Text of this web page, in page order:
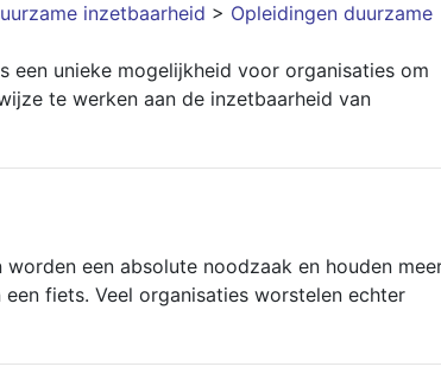
inzetbaarheid > Opleidingen duurzame
een unieke mogelijkheid voor organisaties om
te werken aan de inzetbaarheid van
een absolute noodzaak en houden
fiets. Veel organisaties worstelen echter